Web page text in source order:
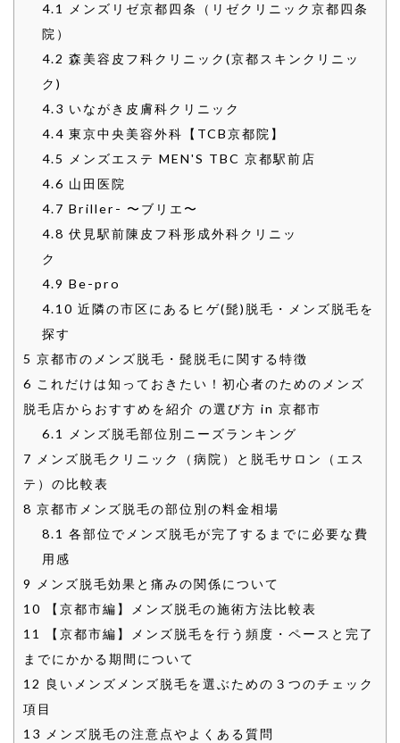
4.1
メンズリゼ京都四条（リゼクリニック京都四条
院）
4.2 森美容皮フ科クリニック(京都スキンクリニッ
ク)
4.3 いながき皮膚科クリニック
4.4 東京中央美容外科【TCB京都院】
4.5
メンズエステ MEN'S TBC 京都駅前店
4.6 山田医院
4.7 Briller- 〜ブリエ〜
4.8 伏見駅前陳皮フ科形成外科クリニッ
ク
4.9 Be-pro
4.10 近隣の市区にあるヒゲ(髭)脱毛・メンズ脱毛を
探す
5 京都市のメンズ脱毛・髭脱毛に関する特徴
6 これだけは知っておきたい！初心者のためのメンズ
脱毛店からおすすめを紹介 の選び方 in 京都市
6.1
メンズ脱毛部位別ニーズランキング
7
メンズ脱毛クリニック（病院）と脱毛サロン（エス
テ）の比較表
8 京都市メンズ脱毛の部位別の料金相場
8.1 各部位でメンズ脱毛が完了するまでに必要な費
用感
9
メンズ脱毛効果と痛みの関係について
10
【京都市編】メンズ脱毛の施術方法比較表
11
【京都市編】メンズ脱毛を行う頻度・ペースと完了
までにかかる期間について
12 良いメンズメンズ脱毛を選ぶための３つのチェック
項目
13
メンズ脱毛の注意点やよくある質問